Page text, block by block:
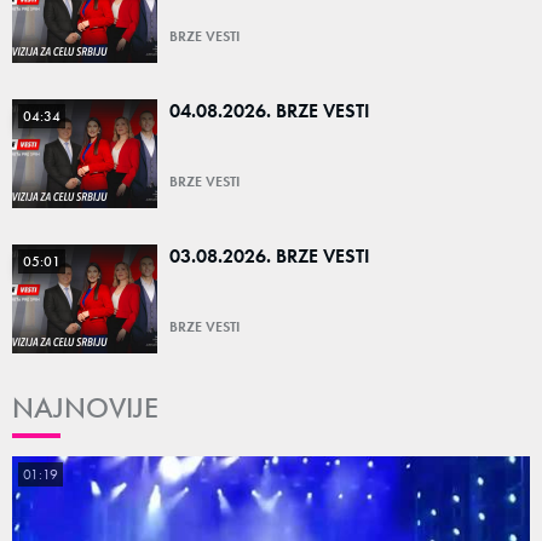
BRZE VESTI
04:34 04.08.2026. BRZE VESTI
BRZE VESTI
05:01 03.08.2026. BRZE VESTI
BRZE VESTI
NAJNOVIJE
01:19